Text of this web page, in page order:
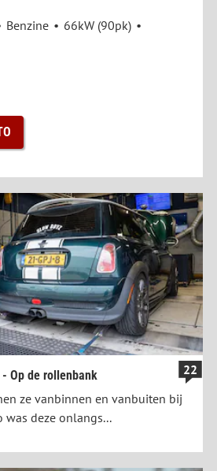
Benzine
66kW (90pk)
Op de rollenbank
22
ze vanbinnen en vanbuiten bij
was deze onlangs...